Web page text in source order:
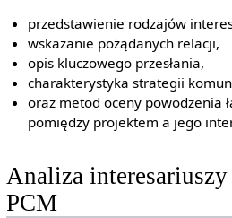
przedstawienie rodzajów
wskazanie pożądanych relacji,
opis kluczowego przesłania,
charakterystyka strategii
oraz metod oceny powodzenia
pomiędzy projektem a jego
Analiza
PCM